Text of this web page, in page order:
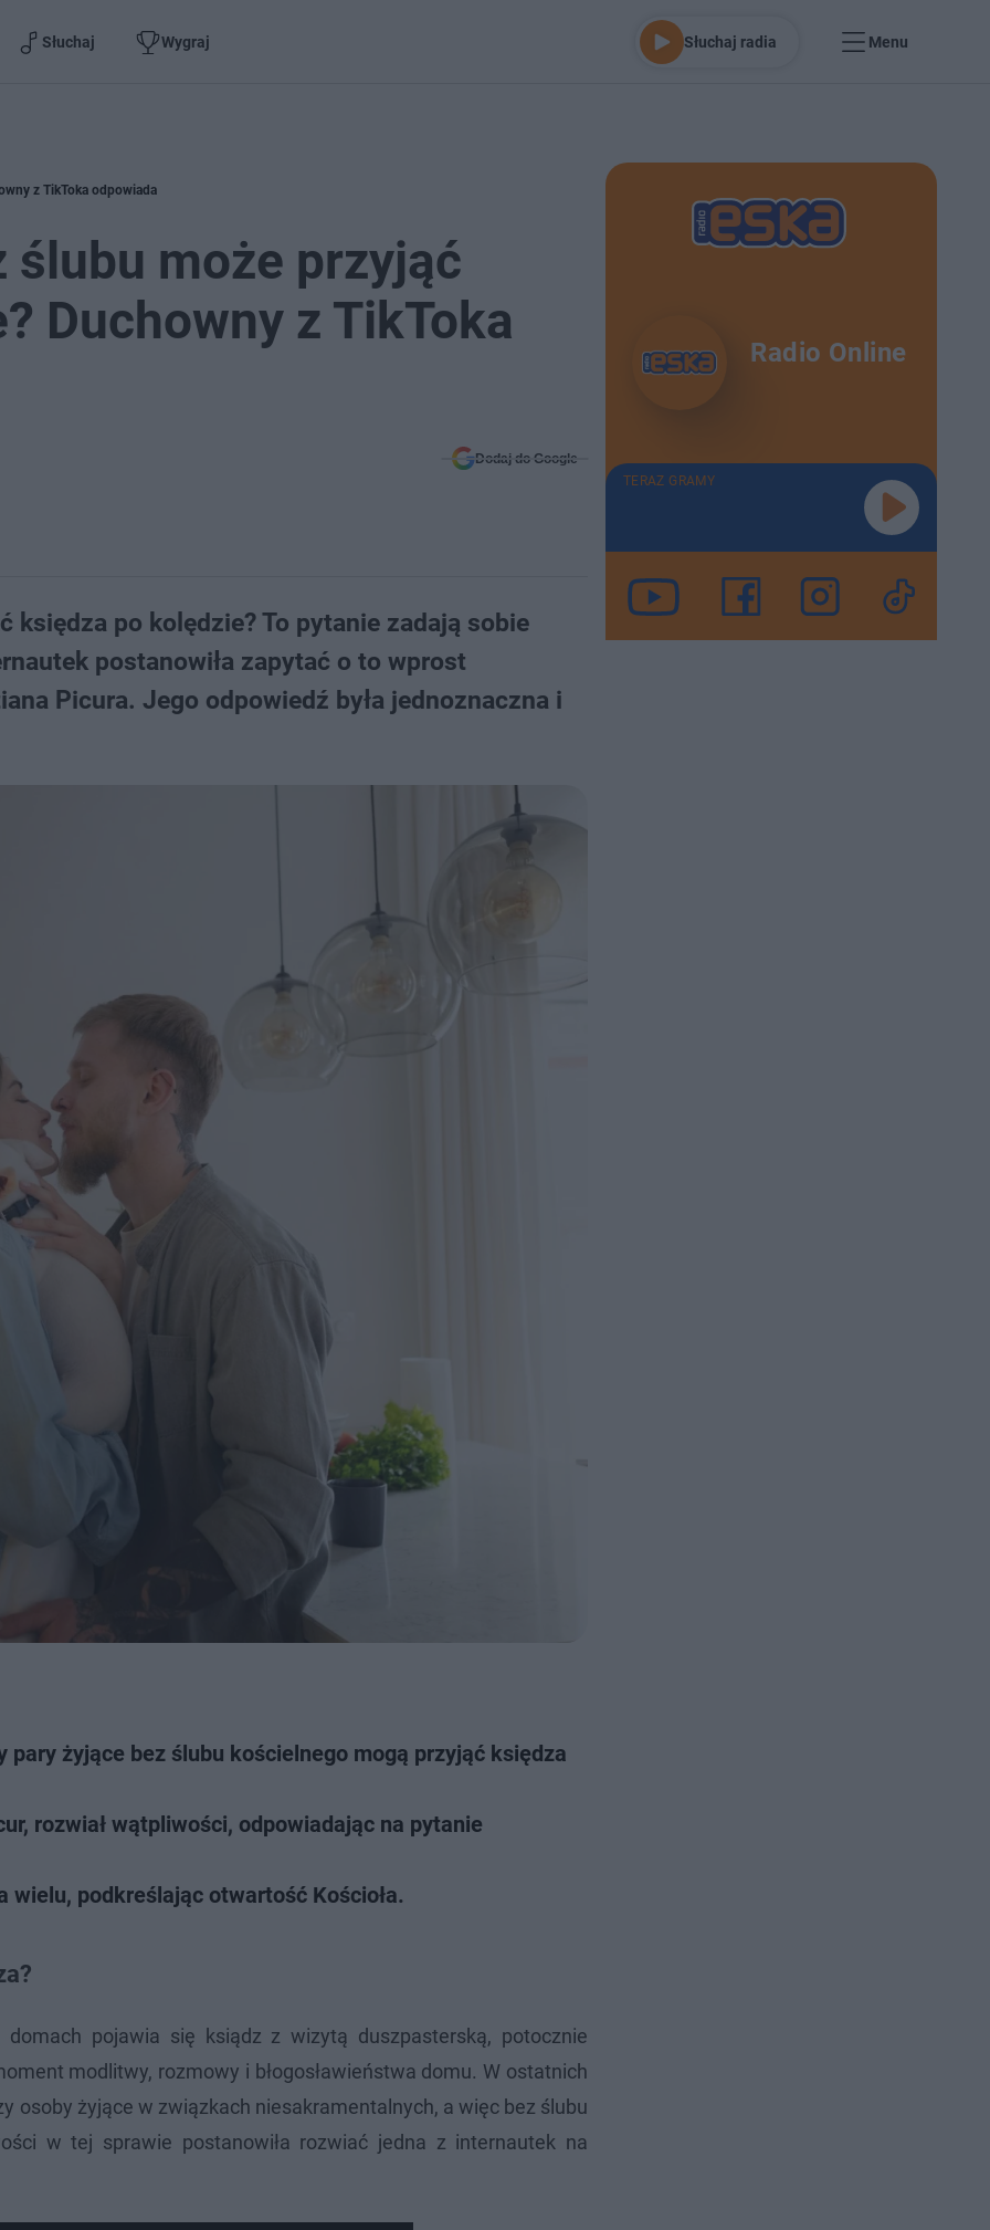
Słuchaj Wygraj Słuchaj radia Menu
z TikToka odpowiada
ślubu może przyjąć
Duchowny z TikToka
Dodaj do Google
księdza po kolędzie? To pytanie zadają sobie
postanowiła zapytać o to wprost
Picura. Jego odpowiedź była jednoznaczna i
żyjące bez ślubu kościelnego mogą przyjąć księdza
rozwiał wątpliwości, odpowiadając na pytanie
wielu, podkreślając otwartość Kościoła.
pojawia się ksiądz z wizytą duszpasterską, potocznie
modlitwy, rozmowy i błogosławieństwa domu. W ostatnich
osoby żyjące w związkach niesakramentalnych, a więc bez ślubu
w tej sprawie postanowiła rozwiać jedna z internautek na
Radio Online
TERAZ GRAMY